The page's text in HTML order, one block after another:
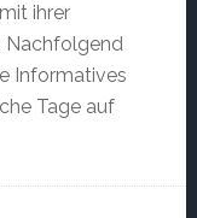
ihrer
Nachfolgend
Informatives
Tage auf